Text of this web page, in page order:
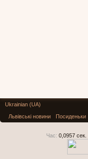
Ukrainian (UA)
Львівські новини
Посиденьки
Час: 0,0957 сек.